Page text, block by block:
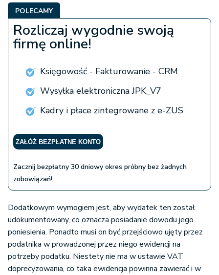
POLECAMY
Rozliczaj wygodnie swoją
firmę online!
Księgowość - Fakturowanie - CRM
Wysyłka elektroniczna JPK_V7
Kadry i płace zintegrowane z e-ZUS
ZAŁÓŻ BEZPŁATNE KONTO
Zacznij bezpłatny 30 dniowy okres próbny bez żadnych
zobowiązań!
Dodatkowym wymogiem jest, aby wydatek ten został
udokumentowany, co oznacza posiadanie dowodu jego
poniesienia. Ponadto musi on być przejściowo ujęty przez
podatnika w prowadzonej przez niego ewidencji na
potrzeby podatku. Niestety nie ma w ustawie VAT
doprecyzowania, co taka ewidencja powinna zawierać i w